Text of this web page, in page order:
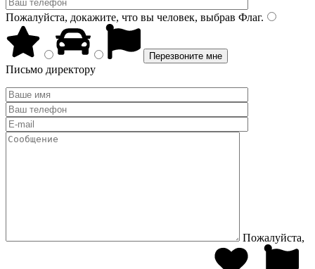
Пожалуйста, докажите, что вы человек, выбрав Флаг.
Письмо директору
Пожалуйста,